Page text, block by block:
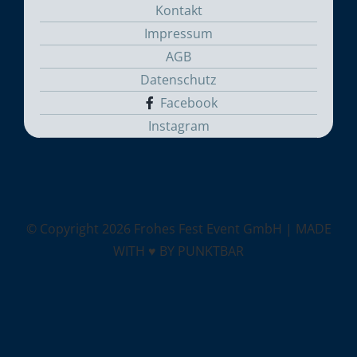
Kontakt
Impressum
AGB
Datenschutz
Facebook
Instagram
© Copyright 2026 Frohes Fest Event GmbH | MADE
WITH ♥ BY PUNKTBAR